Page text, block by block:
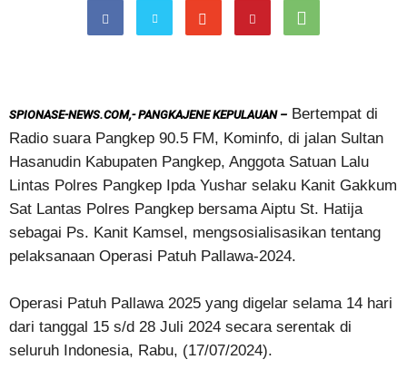
SPIONASE-NEWS.COM,- PANGKAJENE KEPULAUAN – Bertempat di
Radio suara Pangkep 90.5 FM, Kominfo, di jalan Sultan
Hasanudin Kabupaten Pangkep, Anggota Satuan Lalu
Lintas Polres Pangkep Ipda Yushar selaku Kanit Gakkum
Sat Lantas Polres Pangkep bersama Aiptu St. Hatija
sebagai Ps. Kanit Kamsel, mengsosialisasikan tentang
pelaksanaan Operasi Patuh Pallawa-2024.
Operasi Patuh Pallawa 2025 yang digelar selama 14 hari
dari tanggal 15 s/d 28 Juli 2024 secara serentak di
seluruh Indonesia, Rabu, (17/07/2024).